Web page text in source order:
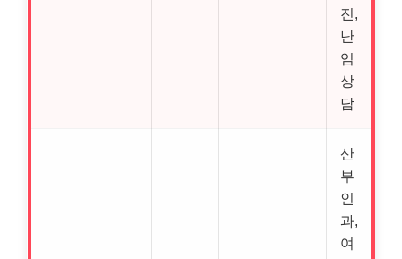
진,
난
임
상
담
산
부
인
과,
여